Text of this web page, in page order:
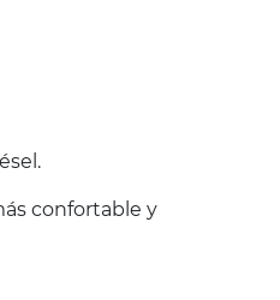
confortable y